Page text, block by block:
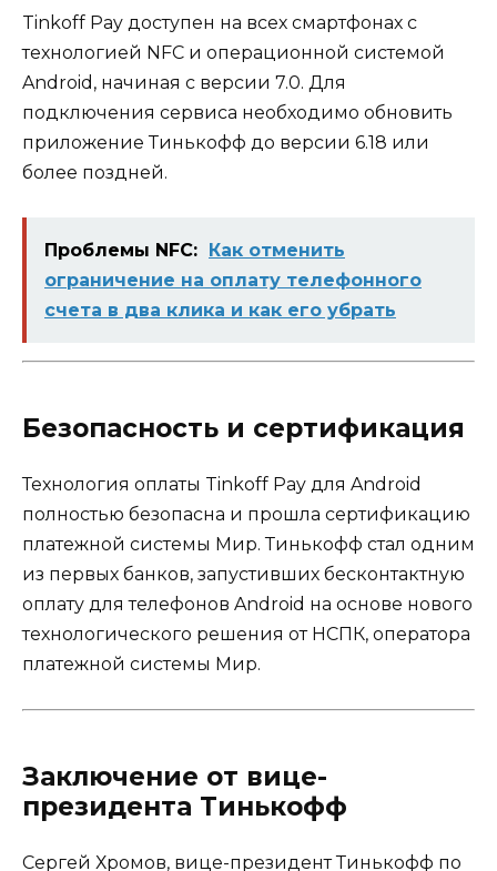
Tinkoff Pay доступен на всех смартфонах с
технологией NFC и операционной системой
Android, начиная с версии 7.0. Для
подключения сервиса необходимо обновить
приложение Тинькофф до версии 6.18 или
более поздней.
Проблемы NFC:
Как отменить
ограничение на оплату телефонного
счета в два клика и как его убрать
Безопасность и сертификация
Технология оплаты Tinkoff Pay для Android
полностью безопасна и прошла сертификацию
платежной системы Мир. Тинькофф стал одним
из первых банков, запустивших бесконтактную
оплату для телефонов Android на основе нового
технологического решения от НСПК, оператора
платежной системы Мир.
Заключение от вице-
президента Тинькофф
Сергей Хромов, вице-президент Тинькофф по